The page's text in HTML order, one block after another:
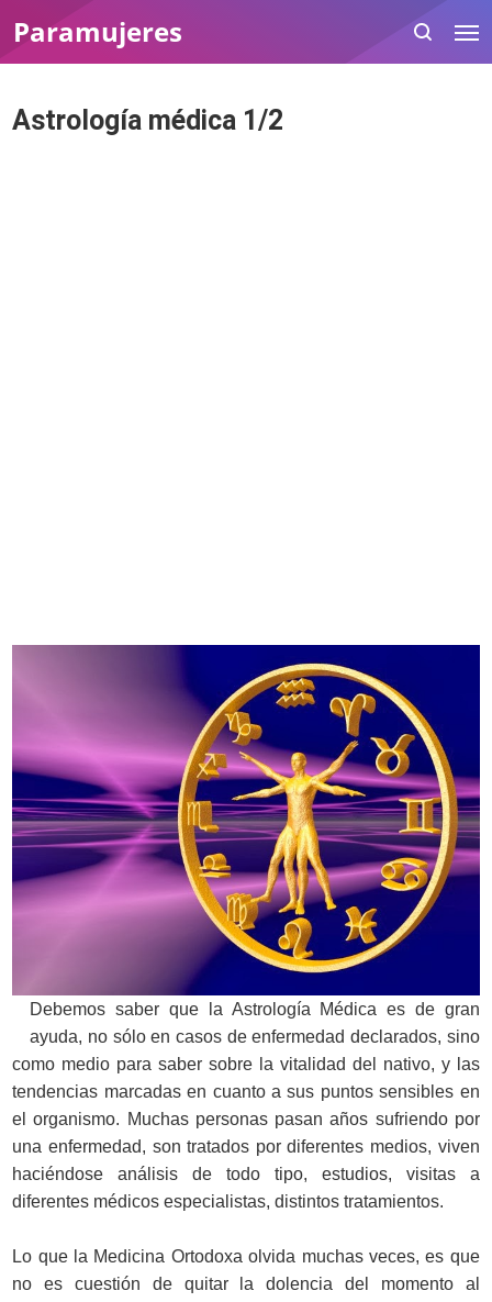
Paramujeres
Astrología médica 1/2
Debemos saber que la Astrología Médica es de gran
ayuda, no sólo en casos de enfermedad declarados, sino
como medio para saber sobre la vitalidad del nativo, y las
tendencias marcadas en cuanto a sus puntos sensibles en
el organismo. Muchas personas pasan años sufriendo por
una enfermedad, son tratados por diferentes medios, viven
haciéndose análisis de todo tipo, estudios, visitas a
diferentes médicos especialistas, distintos tratamientos.
Lo que la Medicina Ortodoxa olvida muchas veces, es que
no es cuestión de quitar la dolencia del momento al